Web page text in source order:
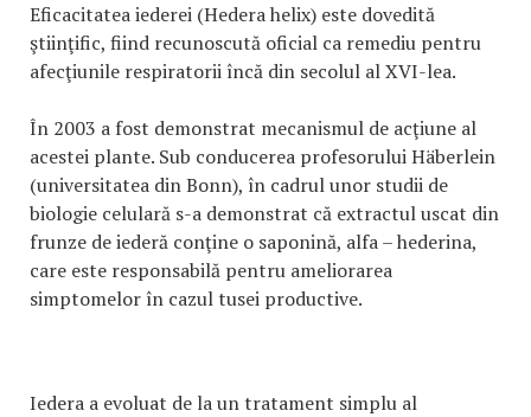
Eficacitatea iederei (Hedera helix) este dovedită
ştiinţific, fiind recunoscută oficial ca remediu pentru
afecţiunile respiratorii încă din secolul al XVI-lea.
În 2003 a fost demonstrat mecanismul de acţiune al
acestei plante. Sub conducerea profesorului Häberlein
(universitatea din Bonn), în cadrul unor studii de
biologie celulară s-a demonstrat că extractul uscat din
frunze de iederă conţine o saponină, alfa – hederina,
care este responsabilă pentru ameliorarea
simptomelor în cazul tusei productive.
Iedera a evoluat de la un tratament simplu al